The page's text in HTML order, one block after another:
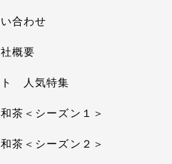
合わせ
概要
ト 人気特集
茶＜シーズン１＞
茶＜シーズン２＞